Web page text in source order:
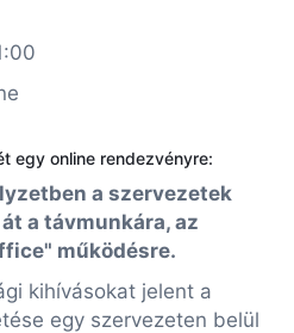
egy online rendezvényre:
a szervezetek
a távmunkára, az
működésre.
kihívásokat jelent a
egy szervezeten belül